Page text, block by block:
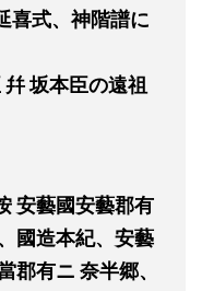
喜式、神階譜に
幷坂本臣の遠祖
安藝國安藝郡有
國造本紀、安藝
郡有ニ 奈半郷、